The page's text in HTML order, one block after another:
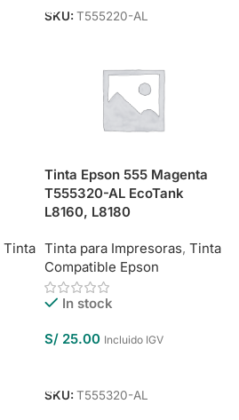
SKU: T555220-AL
Tinta
Tinta Epson 555 Magenta
T555320-AL EcoTank
L8160, L8180
Tinta para Impresoras, Tinta
Compatible Epson
In stock
S/ 25.00 Incluido IGV
SKU: T555320-AL